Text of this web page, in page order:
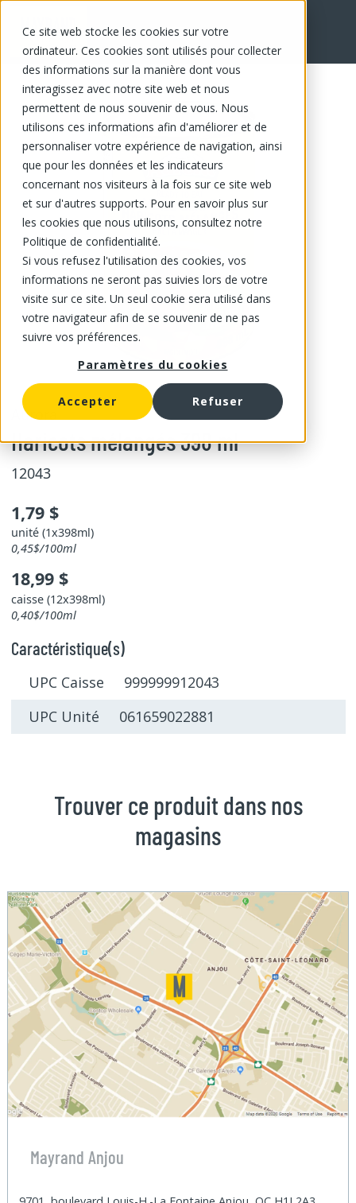
Ce site web stocke les cookies sur votre
ordinateur. Ces cookies sont utilisés pour collecter
des informations sur la manière dont vous
interagissez avec notre site web et nous
permettent de nous souvenir de vous. Nous
utilisons ces informations afin d'améliorer et de
personnaliser votre expérience de navigation, ainsi
que pour les données et les indicateurs
concernant nos visiteurs à la fois sur ce site web
et sur d'autres supports. Pour en savoir plus sur
les cookies que nous utilisons, consultez notre
Politique de confidentialité.
Si vous refusez l'utilisation des cookies, vos
informations ne seront pas suivies lors de votre
visite sur ce site. Un seul cookie sera utilisé dans
votre navigateur afin de se souvenir de ne pas
suivre vos préférences.
Paramètres du cookies
Accepter Refuser
EN
Aurora
Haricots mélangés 398 ml
12043
1,79 $
unité (1x398ml)
0,45$/100ml
18,99 $
caisse (12x398ml)
0,40$/100ml
Caractéristique(s)
UPC Caisse 999999912043
UPC Unité 061659022881
Trouver ce produit dans nos
magasins
Mayrand Anjou